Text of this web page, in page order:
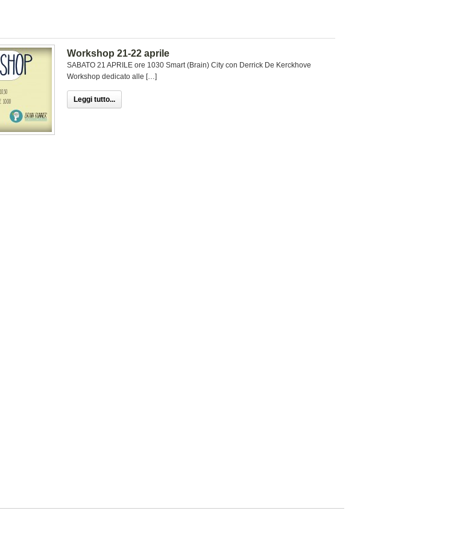
Workshop 21-22 aprile
SABATO 21 APRILE ore 1030 Smart (Brain) City con Derrick De Kerckhove
Workshop dedicato alle […]
Leggi tutto...